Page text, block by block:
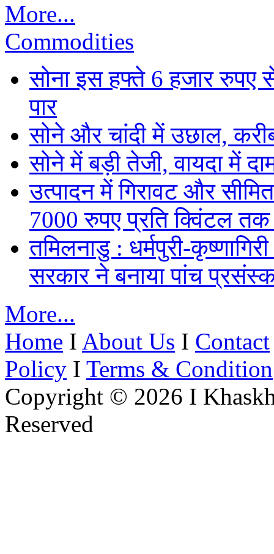
More...
Commodities
सोना इस हफ्ते 6 हजार
पार
सोने और चांदी में उछाल,
सोने में बड़ी तेजी, वायदा में
उत्पादन में गिरावट और
7000 रुपए प्रति क्विंटल
तमिलनाडु : धर्मपुरी-
सरकार ने बनाया पांच
More...
Home I About Us I Contact
Policy I Terms & Condition
Copyright © 2026 I
Reserved